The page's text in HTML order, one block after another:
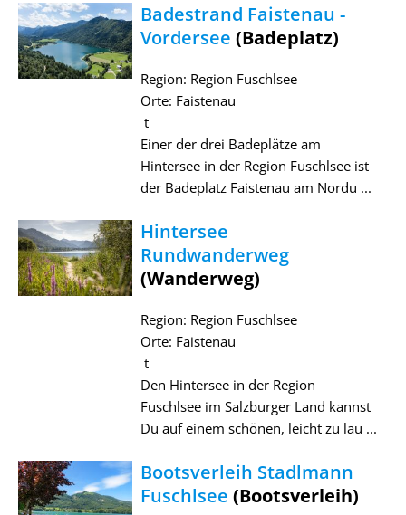
Badestrand Faistenau -
Vordersee (Badeplatz)
Region: Region Fuschlsee
Orte: Faistenau
t
Einer der drei Badeplätze am
Hintersee in der Region Fuschlsee ist
der Badeplatz Faistenau am Nordu ...
Hintersee
Rundwanderweg
(Wanderweg)
Region: Region Fuschlsee
Orte: Faistenau
t
Den Hintersee in der Region
Fuschlsee im Salzburger Land kannst
Du auf einem schönen, leicht zu lau ...
Bootsverleih Stadlmann
Fuschlsee (Bootsverleih)